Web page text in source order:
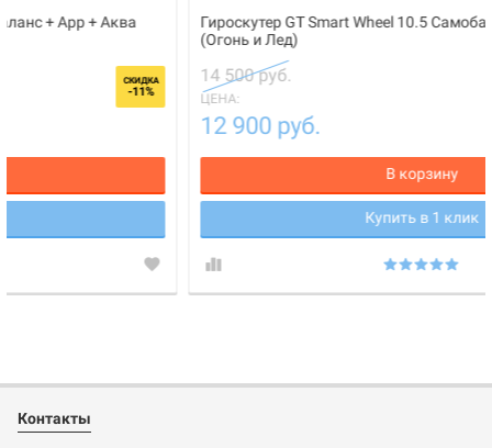
Гироскутер GT Smart Wheel 10.5 Самобаланс + App + Аква
Контакты